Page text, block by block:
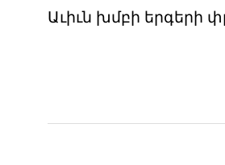
Աւիւն խմբի երգերի